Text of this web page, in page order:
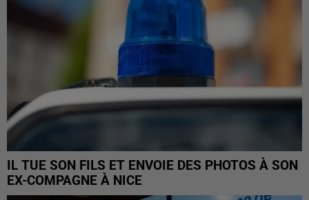
IL TUE SON FILS ET ENVOIE DES PHOTOS À SON
EX-COMPAGNE À NICE